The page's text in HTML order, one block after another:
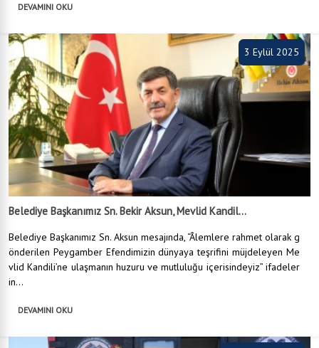
DEVAMINI OKU
3 Eylül 2025
Belediye Başkanımız Sn. Bekir Aksun, Mevlid Kandil...
Belediye Başkanımız Sn. Aksun mesajında, “Âlemlere rahmet olarak g
önderilen Peygamber Efendimizin dünyaya teşrifini müjdeleyen Me
vlid Kandili’ne ulaşmanın huzuru ve mutluluğu içerisindeyiz” ifadeler
in...
DEVAMINI OKU